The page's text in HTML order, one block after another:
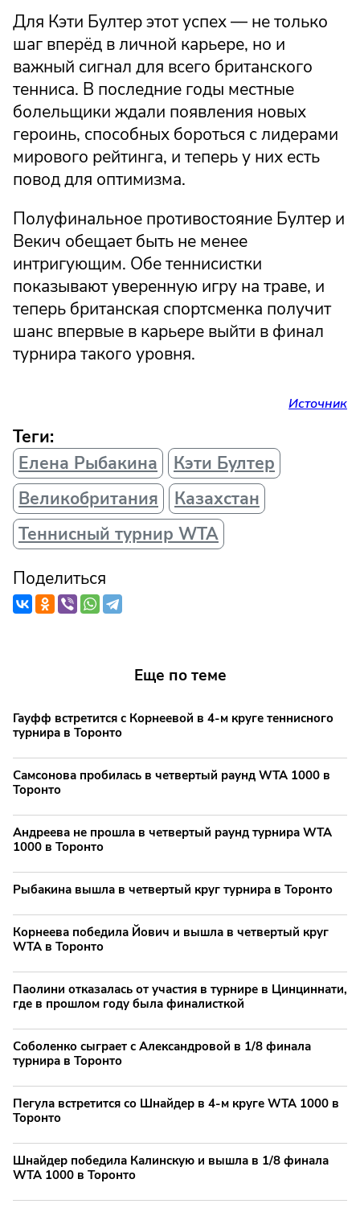
Для Кэти Бултер этот успех — не только
шаг вперёд в личной карьере, но и
важный сигнал для всего британского
тенниса. В последние годы местные
болельщики ждали появления новых
героинь, способных бороться с лидерами
мирового рейтинга, и теперь у них есть
повод для оптимизма.
Полуфинальное противостояние Бултер и
Векич обещает быть не менее
интригующим. Обе теннисистки
показывают уверенную игру на траве, и
теперь британская спортсменка получит
шанс впервые в карьере выйти в финал
турнира такого уровня.
Источник
Теги:
Елена Рыбакина
Кэти Бултер
Великобритания
Казахстан
Теннисный турнир WTA
Поделиться
Еще по теме
Гауфф встретится с Корнеевой в 4-м круге теннисного
турнира в Торонто
Самсонова пробилась в четвертый раунд WTA 1000 в
Торонто
Андреева не прошла в четвертый раунд турнира WTA
1000 в Торонто
Рыбакина вышла в четвертый круг турнира в Торонто
Корнеева победила Йович и вышла в четвертый круг
WTA в Торонто
Паолини отказалась от участия в турнире в Цинциннати,
где в прошлом году была финалисткой
Соболенко сыграет с Александровой в 1/8 финала
турнира в Торонто
Пегула встретится со Шнайдер в 4-м круге WTA 1000 в
Торонто
Шнайдер победила Калинскую и вышла в 1/8 финала
WTA 1000 в Торонто